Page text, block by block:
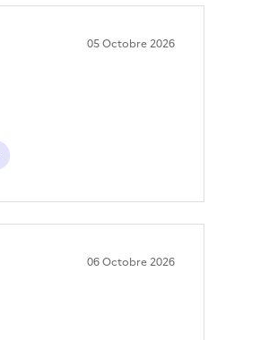
05 Octobre 2026
06 Octobre 2026